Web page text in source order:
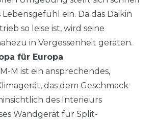
ein. Da das Daikin
so leise ist, wird seine
in Vergessenheit geraten.
für Europa
M ist ein ansprechendes,
das dem Geschmack
des Interieurs
Wandgerät für Split-